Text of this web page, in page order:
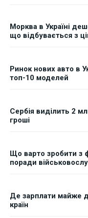
Морква в Україні
що відбувається з
Ринок нових авто в
топ-10 моделей
Сербія виділить 2
гроші
Що варто зробити з
поради
Де зарплати майже
країн